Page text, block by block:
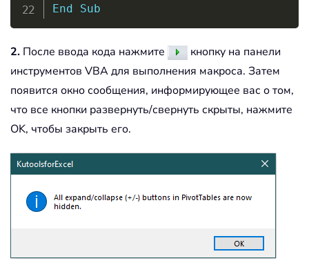
End
Sub
2. После ввода кода нажмите
кнопку на панели
инструментов VBA для выполнения макроса. Затем
появится окно сообщения, информирующее вас о том,
что все кнопки развернуть/свернуть скрыты, нажмите
OK, чтобы закрыть его.